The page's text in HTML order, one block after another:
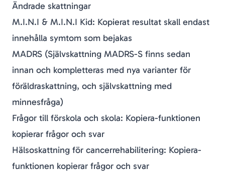
Ändrade skattningar
M.I.N.I & M.I.N.I Kid: Kopierat resultat skall endast
innehålla symtom som bejakas
MADRS (Självskattning MADRS-S finns sedan
innan och kompletteras med nya varianter för
föräldraskattning, och självskattning med
minnesfråga)
Frågor till förskola och skola: Kopiera-funktionen
kopierar frågor och svar
Hälsoskattning för cancerrehabilitering: Kopiera-
funktionen kopierar frågor och svar